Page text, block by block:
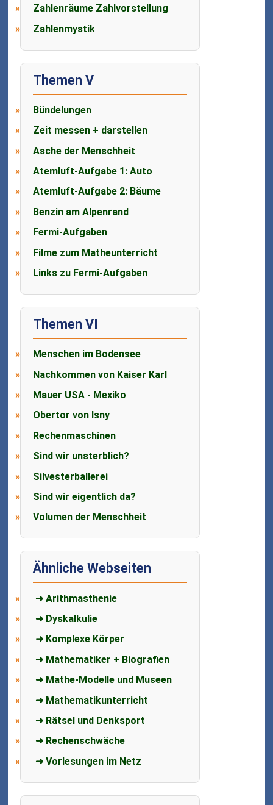
Zahlenräume Zahlvorstellung
Zahlenmystik
Themen V
Bündelungen
Zeit messen + darstellen
Asche der Menschheit
Atemluft-Aufgabe 1: Auto
Atemluft-Aufgabe 2: Bäume
Benzin am Alpenrand
Fermi-Aufgaben
Filme zum Matheunterricht
Links zu Fermi-Aufgaben
Themen VI
Menschen im Bodensee
Nachkommen von Kaiser Karl
Mauer USA - Mexiko
Obertor von Isny
Rechenmaschinen
Sind wir unsterblich?
Silvesterballerei
Sind wir eigentlich da?
Volumen der Menschheit
Ähnliche Webseiten
➜ Arithmasthenie
➜ Dyskalkulie
➜ Komplexe Körper
➜ Mathematiker + Biografien
➜ Mathe-Modelle und Museen
➜ Mathematikunterricht
➜ Rätsel und Denksport
➜ Rechenschwäche
➜ Vorlesungen im Netz